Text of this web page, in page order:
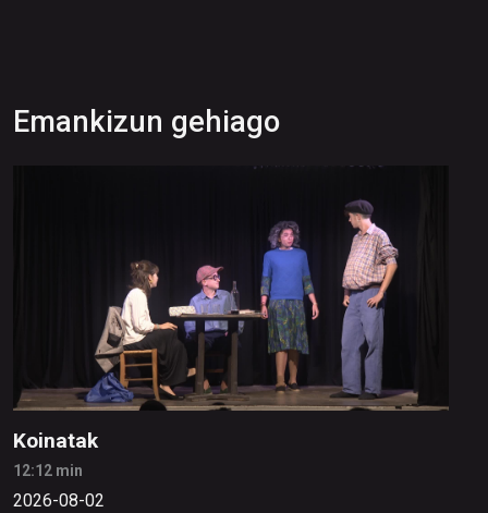
Emankizun gehiago
Koinatak
12:12 min
2026-08-02